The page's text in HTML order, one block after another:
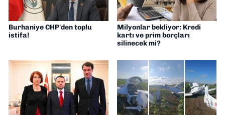
Burhaniye CHP'den toplu
istifa!
Milyonlar bekliyor: Kredi
kartı ve prim borçları
silinecek mi?